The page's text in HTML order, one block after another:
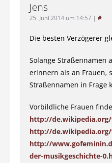
Jens
25. Juni 2014 um 14:57 | #
Die besten Verzögerer
Solange Straßennamen
erinnern als an Frauen,
Straßennamen in Frage
Vorbildliche Frauen
http://
http://de.wikipedia.org/
http://
der-musikgeschichte-